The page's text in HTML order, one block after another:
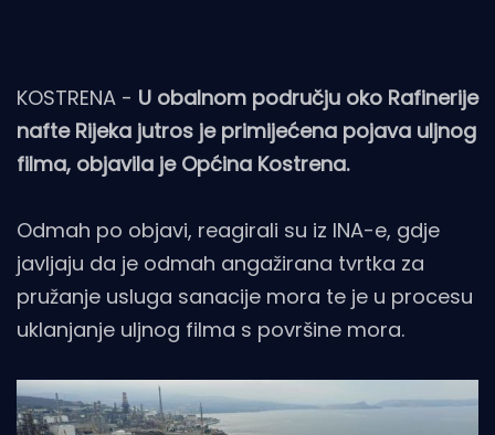
KOSTRENA - U obalnom području oko Rafinerije
nafte Rijeka jutros je primijećena pojava uljnog
filma, objavila je Općina Kostrena.
Odmah po objavi, reagirali su iz INA-e, gdje
javljaju da je odmah angažirana tvrtka za
pružanje usluga sanacije mora te je u procesu
uklanjanje uljnog filma s površine mora.